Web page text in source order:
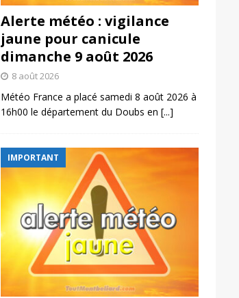
Alerte météo : vigilance
jaune pour canicule
dimanche 9 août 2026
8 août 2026
Météo France a placé samedi 8 août 2026 à
16h00 le département du Doubs en [...]
IMPORTANT